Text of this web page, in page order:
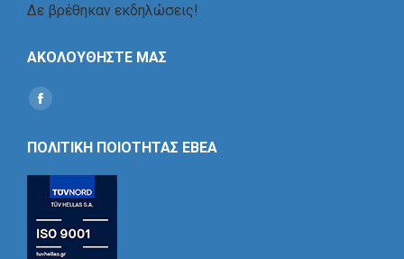
Δε βρέθηκαν εκδηλώσεις!
ΑΚΟΛΟΥΘΗΣΤΕ ΜΑΣ
Find us on:
Social
ΠΟΛΙΤΙΚΗ ΠΟΙΟΤΗΤΑΣ ΕΒΕΑ